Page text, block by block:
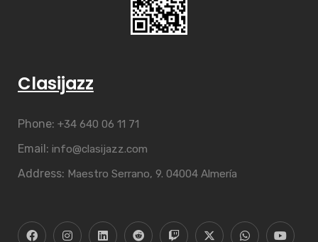
Clasijazz
Phone: +34 640 06 11 71
Email: info@clasijazz.com
Address: Maestro Serrano, 9. 04004 Almería